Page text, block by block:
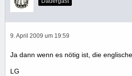
9. April 2009 um 19:59
Ja dann wenn es nötig ist, die
LG